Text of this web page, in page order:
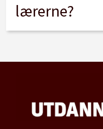
lærerne?